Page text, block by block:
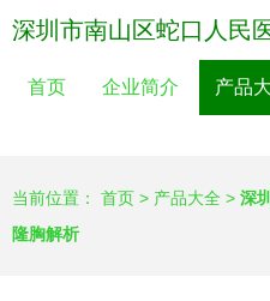
深圳市南山区蛇口人民
首页 企业简介 产品
当前位置： 首页 > 产品大全 > 深
隆胸解析